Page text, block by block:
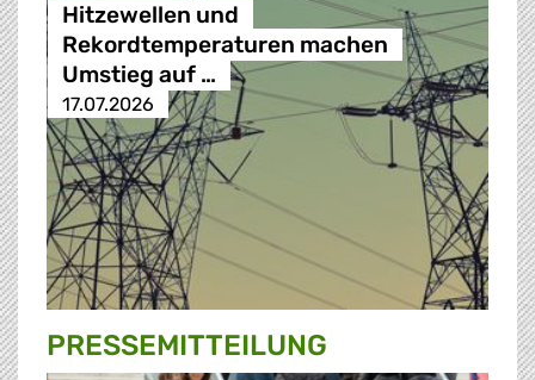
Hitzewellen und
Rekordtemperaturen machen
Umstieg auf …
17.07.2026
PRESSE­MITTEILUNG